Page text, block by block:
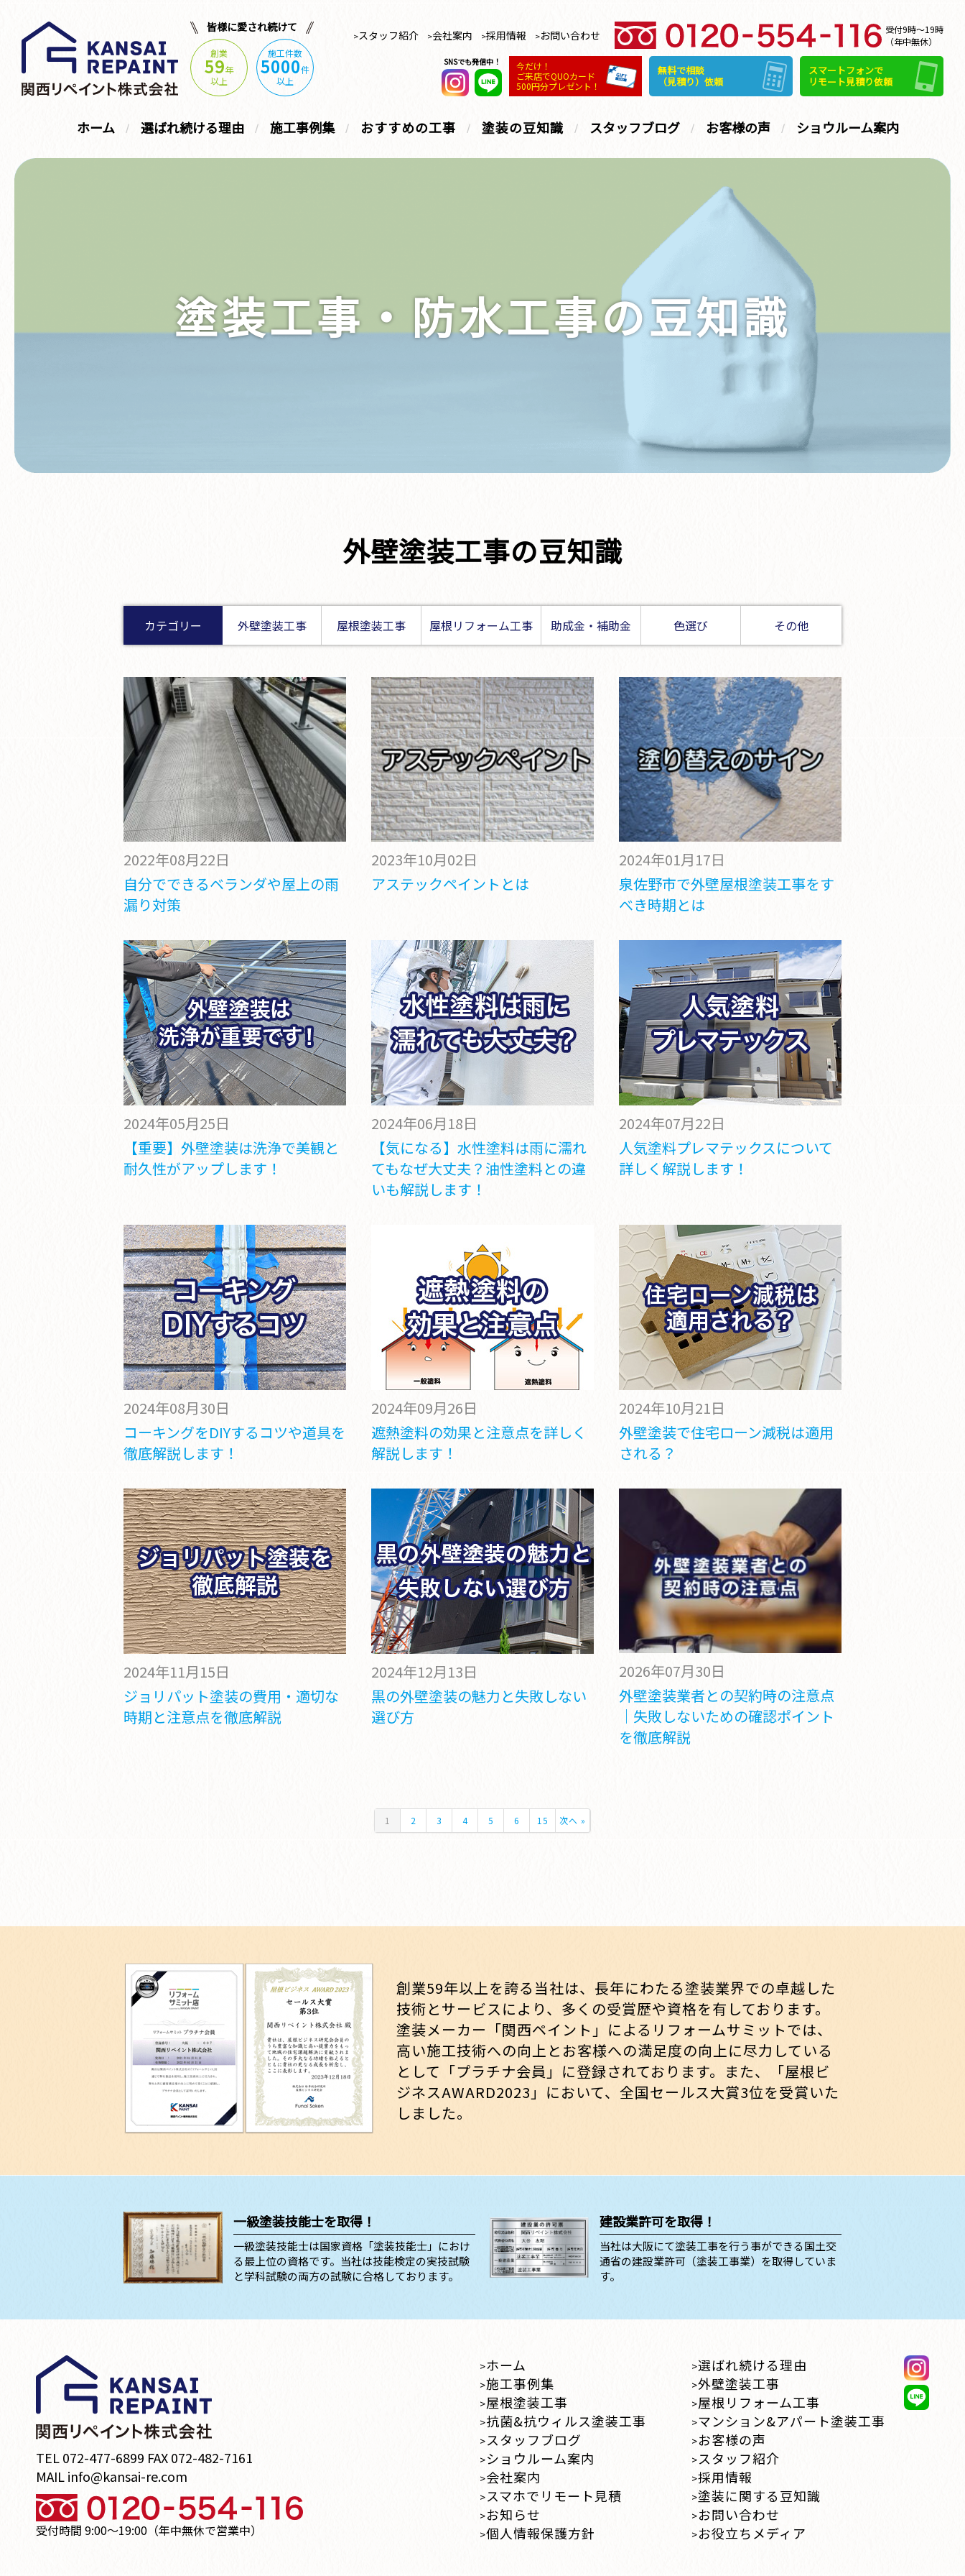
皆様に愛され続けて
創業
59年
以上
施工件数
5000件
以上
スタッフ紹介 会社案内 採用情報 お問い合わせ
受付9時～19時
（年中無休）
SNSでも発信中！
今だけ！
ご来店でQUOカード
500円分プレゼント！
無料で相談
（見積り）依頼
スマートフォンで
リモート見積り依頼
ホーム 選ばれ続ける理由 施工事例集 おすすめの工事 塗装の豆知識 スタッフブログ お客様の声 ショウルーム案内
塗装工事・防水工事の豆知識
外壁塗装工事の豆知識
カテゴリー 外壁塗装工事 屋根塗装工事 屋根リフォーム工事 助成金・補助金 色選び その他
2022年08月22日
自分でできるベランダや屋上の雨
漏り対策
2023年10月02日
アステックペイントとは
2024年01月17日
泉佐野市で外壁屋根塗装工事をす
べき時期とは
2024年05月25日
【重要】外壁塗装は洗浄で美観と
耐久性がアップします！
2024年06月18日
【気になる】水性塗料は雨に濡れ
てもなぜ大丈夫？油性塗料との違
いも解説します！
2024年07月22日
人気塗料プレマテックスについて
詳しく解説します！
2024年08月30日
コーキングをDIYするコツや道具を
徹底解説します！
2024年09月26日
遮熱塗料の効果と注意点を詳しく
解説します！
2024年10月21日
外壁塗装で住宅ローン減税は適用
される？
2024年11月15日
ジョリパット塗装の費用・適切な
時期と注意点を徹底解説
2024年12月13日
黒の外壁塗装の魅力と失敗しない
選び方
2026年07月30日
外壁塗装業者との契約時の注意点
｜失敗しないための確認ポイント
を徹底解説
1 2 3 4 5 6 15 次へ »
創業59年以上を誇る当社は、長年にわたる塗装業界での卓越した
技術とサービスにより、多くの受賞歴や資格を有しております。
塗装メーカー「関西ペイント」によるリフォームサミットでは、
高い施工技術への向上とお客様への満足度の向上に尽力している
として「プラチナ会員」に登録されております。また、「屋根ビ
ジネスAWARD2023」において、全国セールス大賞3位を受賞いた
しました。
一級塗装技能士を取得！
一級塗装技能士は国家資格「塗装技能士」におけ
る最上位の資格です。当社は技能検定の実技試験
と学科試験の両方の試験に合格しております。
建設業許可を取得！
当社は大阪にて塗装工事を行う事ができる国土交
通省の建設業許可（塗装工事業）を取得していま
す。
TEL 072-477-6899 FAX 072-482-7161
MAIL info@kansai-re.com
受付時間 9:00～19:00（年中無休で営業中）
ホーム
選ばれ続ける理由
施工事例集
外壁塗装工事
屋根塗装工事
屋根リフォーム工事
抗菌&抗ウィルス塗装工事
マンション&アパート塗装工事
スタッフブログ
お客様の声
ショウルーム案内
スタッフ紹介
会社案内
採用情報
スマホでリモート見積
塗装に関する豆知識
お知らせ
お問い合わせ
個人情報保護方針
お役立ちメディア